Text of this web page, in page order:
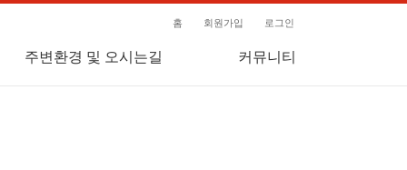
홈 회원가입 로그인
주변환경 및 오시는길 커뮤니티